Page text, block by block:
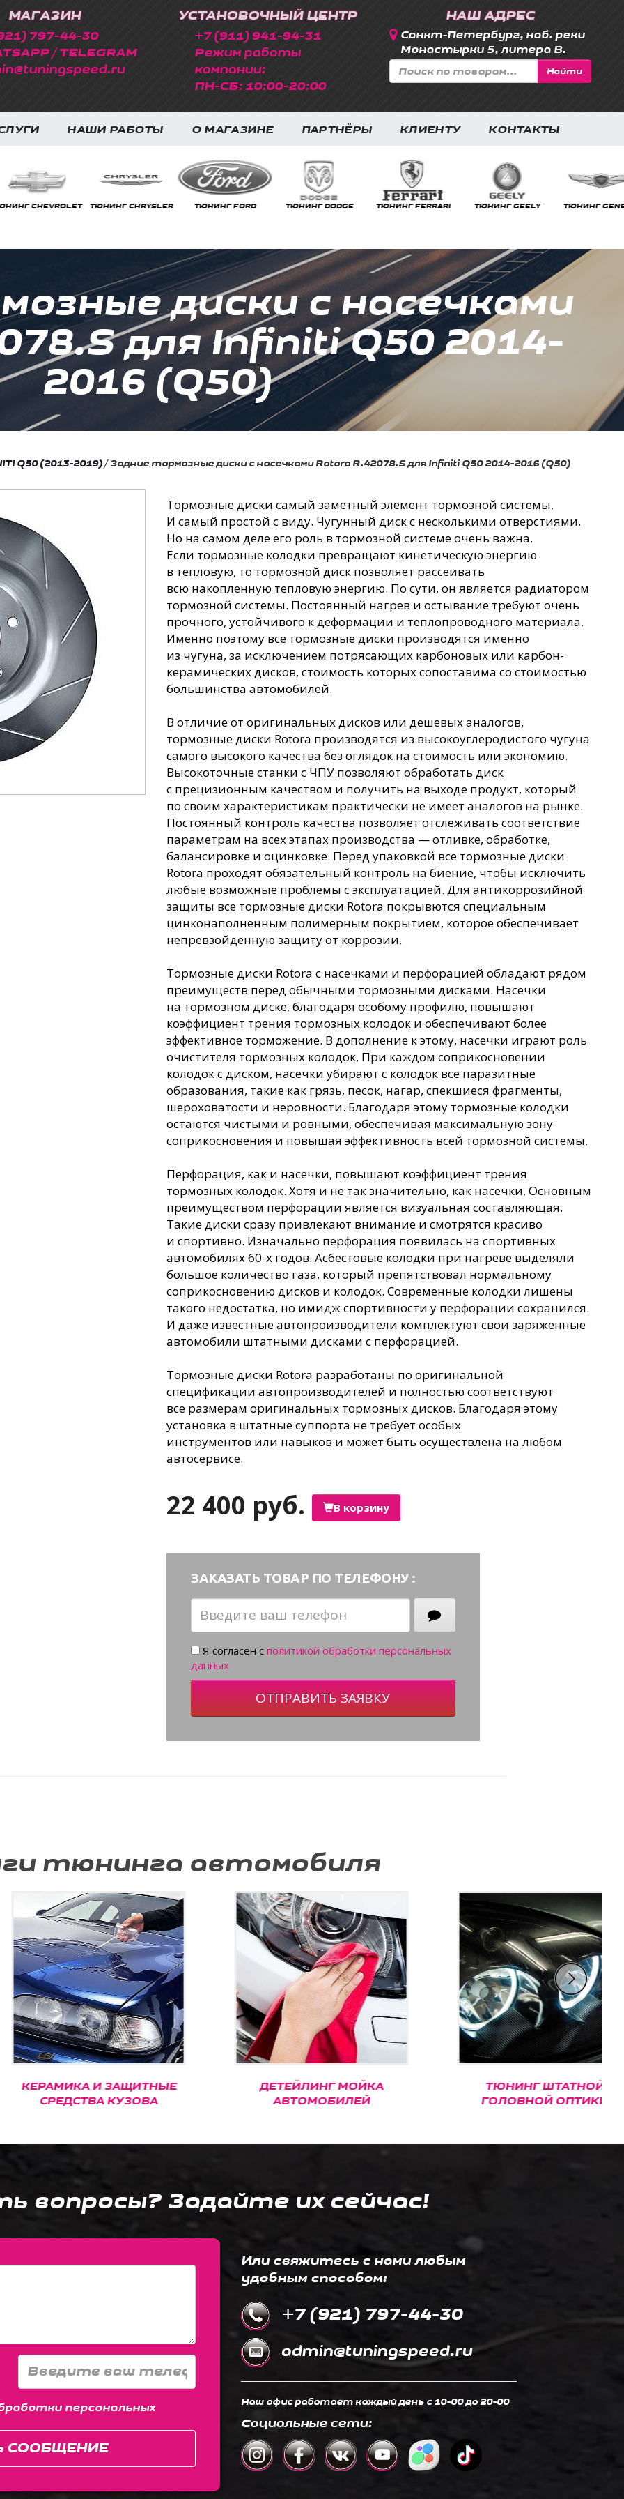
МАГАЗИН
797-44-30
/ TELEGRAM
УСТАНОВОЧНЫЙ ЦЕНТР
+7 (911) 941-94-31
Режим работы
компании:
ПН-СБ: 10:00-20:00
НАШ АДРЕС
Санкт-Петербург, наб. реки
Монастырки 5, литера В.
Найти
НАШИ РАБОТЫ О МАГАЗИНЕ ПАРТНЁРЫ КЛИЕНТУ КОНТАКТЫ
CHRYSLER ТЮНИНГ FORD ТЮНИНГ DODGE ТЮНИНГ FERRARI ТЮНИНГ GEELY ТЮНИНГ GENESIS ТЮНИНГ GMC
диски с насечками
для Infiniti Q50 2014-
2016 (Q50)
Q50 (2013-2019)/Задние тормозные диски с насечками Rotora R.42078.S для Infiniti Q50 2014-2016 (Q50)
Тормозные диски самый заметный элемент тормозной системы.
И самый простой с виду. Чугунный диск с несколькими отверстиями.
Но на самом деле его роль в тормозной системе очень важна.
Если тормозные колодки превращают кинетическую энергию
в тепловую, то тормозной диск позволяет рассеивать
всю накопленную тепловую энергию. По сути, он является радиатором
тормозной системы. Постоянный нагрев и остывание требуют очень
прочного, устойчивого к деформации и теплопроводного материала.
Именно поэтому все тормозные диски производятся именно
из чугуна, за исключением потрясающих карбоновых или карбон-
керамических дисков, стоимость которых сопоставима со стоимостью
большинства автомобилей.
В отличие от оригинальных дисков или дешевых аналогов,
тормозные диски Rotora производятся из высокоуглеродистого чугуна
самого высокого качества без оглядок на стоимость или экономию.
Высокоточные станки с ЧПУ позволяют обработать диск
с прецизионным качеством и получить на выходе продукт, который
по своим характеристикам практически не имеет аналогов на рынке.
Постоянный контроль качества позволяет отслеживать соответствие
параметрам на всех этапах производства — отливке, обработке,
балансировке и оцинковке. Перед упаковкой все тормозные диски
Rotora проходят обязательный контроль на биение, чтобы исключить
любые возможные проблемы с эксплуатацией. Для антикоррозийной
защиты все тормозные диски Rotora покрывются специальным
цинконаполненным полимерным покрытием, которое обеспечивает
непревзойденную защиту от коррозии.
Тормозные диски Rotora с насечками и перфорацией обладают рядом
преимуществ перед обычными тормозными дисками. Насечки
на тормозном диске, благодаря особому профилю, повышают
коэффициент трения тормозных колодок и обеспечивают более
эффективное торможение. В дополнение к этому, насечки играют роль
очистителя тормозных колодок. При каждом соприкосновении
колодок с диском, насечки убирают с колодок все паразитные
образования, такие как грязь, песок, нагар, спекшиеся фрагменты,
шероховатости и неровности. Благодаря этому тормозные колодки
остаются чистыми и ровными, обеспечивая максимальную зону
соприкосновения и повышая эффективность всей тормозной системы.
Перфорация, как и насечки, повышают коэффициент трения
тормозных колодок. Хотя и не так значительно, как насечки. Основным
преимуществом перфорации является визуальная составляющая.
Такие диски сразу привлекают внимание и смотрятся красиво
и спортивно. Изначально перфорация появилась на спортивных
автомобилях 60-х годов. Асбестовые колодки при нагреве выделяли
большое количество газа, который препятствовал нормальному
соприкосновению дисков и колодок. Современные колодки лишены
такого недостатка, но имидж спортивности у перфорации сохранился.
И даже известные автопроизводители комплектуют свои заряженные
автомобили штатными дисками с перфорацией.
Тормозные диски Rotora разработаны по оригинальной
спецификации автопроизводителей и полностью соответствуют
все размерам оригинальных тормозных дисков. Благодаря этому
установка в штатные суппорта не требует особых
инструментов или навыков и может быть осуществлена на любом
автосервисе.
22 400 руб. В корзину
ЗАКАЗАТЬ ТОВАР ПО ТЕЛЕФОНУ :
Я согласен с политикой обработки персональных
данных
ОТПРАВИТЬ ЗАЯВКУ
тюнинга автомобиля
И ЗАЩИТНЫЕ
КУЗОВА
ДЕТЕЙЛИНГ МОЙКА
АВТОМОБИЛЕЙ
ТЮНИНГ ШТАТНОЙ
ГОЛОВНОЙ ОПТИКИ
вопросы? Задайте их сейчас!
персональных
СООБЩЕНИЕ
Или свяжитесь с нами любым
удобным способом:
+7 (921) 797-44-30
admin@tuningspeed.ru
Наш офис работает каждый день c 10-00 до 20-00
Социальные сети: